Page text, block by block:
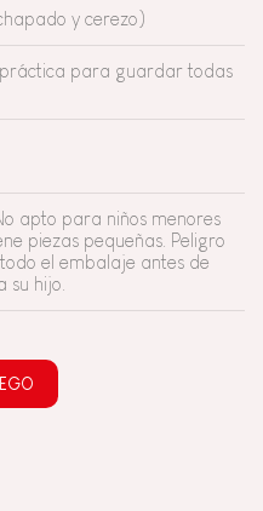
y cerezo)
para guardar todas
No apto para niños menores
piezas pequeñas. Peligro
el embalaje antes de
su hijo.